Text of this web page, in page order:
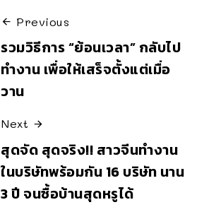
Previous
รวมวิธีการ “ย้อนเวลา” กลับไป
ทำงาน เพื่อให้เสร็จตั้งแต่เมื่อ
วาน
Next
สุดจัด สุดจริง!! สาวจีนทำงาน
ในบริษัทพร้อมกัน 16 บริษัท นาน
3 ปี จนซื้อบ้านสุดหรูได้